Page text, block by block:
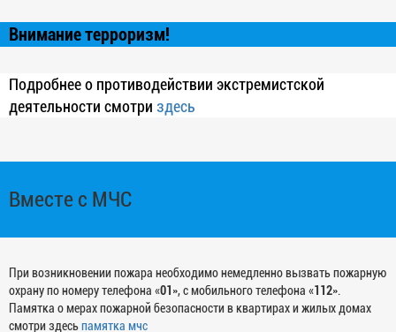
Внимание терроризм!
Подробнее о противодействии экстремистской
деятельности смотри здесь
Вместе с МЧС
При возникновении пожара необходимо немедленно вызвать пожарную
охрану по номеру телефона «01 », с мобильного телефона «112».
Памятка о мерах пожарной безопасности в квартирах и жилых домах
смотри здесьпамятка мчс